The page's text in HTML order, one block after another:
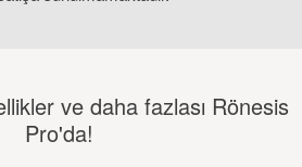
ve daha fazlası Rönesis
Pro'da!